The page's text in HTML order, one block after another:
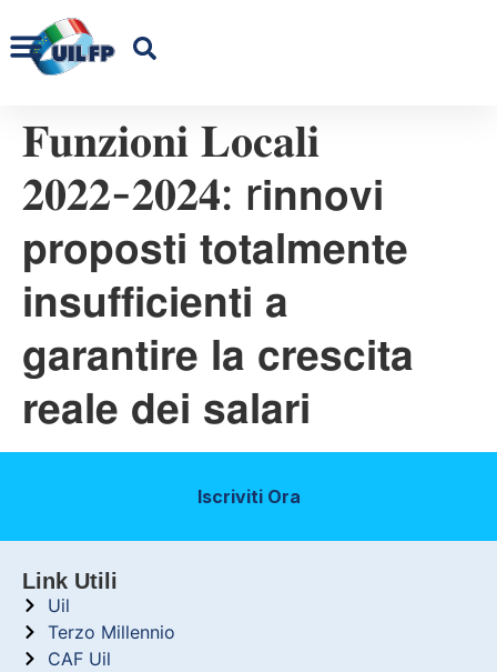
𝐅𝐮𝐧𝐳𝐢𝐨𝐧𝐢 𝐋𝐨𝐜𝐚𝐥𝐢
𝟐𝟎𝟐𝟐-𝟐𝟎𝟐𝟒: r𝗶𝗻𝗻𝗼𝘃𝗶
𝗽𝗿𝗼𝗽𝗼𝘀𝘁𝗶 𝘁𝗼𝘁𝗮𝗹𝗺𝗲𝗻𝘁𝗲
𝗶𝗻𝘀𝘂𝗳𝗳𝗶𝗰𝗶𝗲𝗻𝘁𝗶 𝗮
𝗴𝗮𝗿𝗮𝗻𝘁𝗶𝗿𝗲 𝗹𝗮 𝗰𝗿𝗲𝘀𝗰𝗶𝘁𝗮
𝗿𝗲𝗮𝗹𝗲 𝗱𝗲𝗶 𝘀𝗮𝗹𝗮𝗿𝗶
Iscriviti Ora
Link Utili
Uil
Terzo Millennio
CAF Uil